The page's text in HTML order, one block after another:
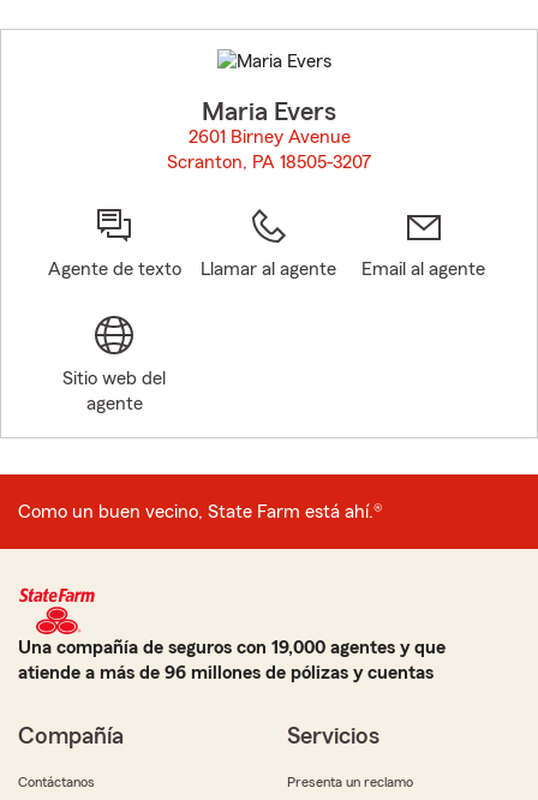
to
before
Maria Evers
2601 Birney Avenue
Scranton, PA 18505-3207
Agente de texto Llamar al agente Email al agente
Sitio web del
agente
Como un buen vecino, State Farm está ahí.®
Una compañía de seguros con 19,000 agentes y que
atiende a más de 96 millones de pólizas y cuentas
Compañía
Contáctanos
Servicios
Presenta un reclamo